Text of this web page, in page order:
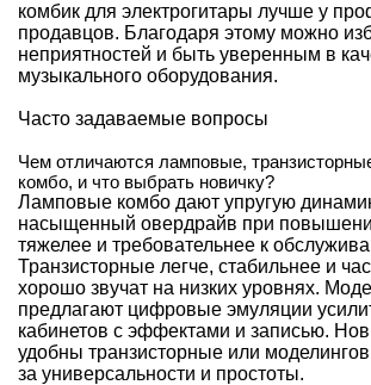
комбик для электрогитары лучше у
продавцов. Благодаря этому можно
неприятностей и быть уверенным в
музыкального оборудования.
Часто задаваемые вопросы
Чем отличаются ламповые,
комбо, и что выбрать новичку?
Ламповые комбо дают упругую
насыщенный овердрайв при
тяжелее и требовательнее к
Транзисторные легче, стабильнее и
хорошо звучат на низких уровнях.
предлагают цифровые эмуляции
кабинетов с эффектами и записью.
удобны транзисторные или
за универсальности и простоты.